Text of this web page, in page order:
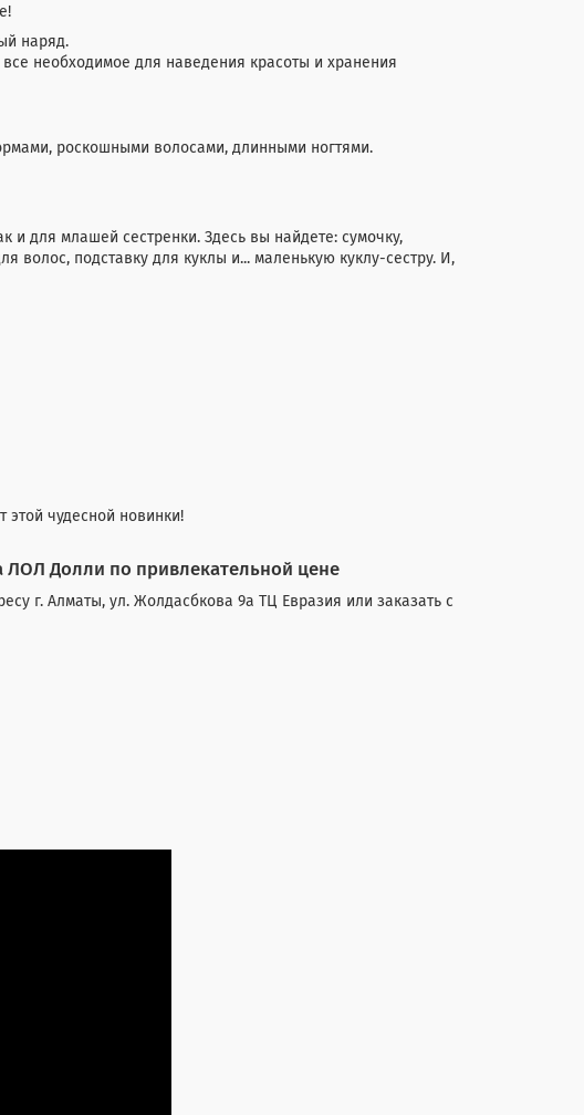
наряд.
необходимое для наведения красоты и хранения
роскошными волосами, длинными ногтями.
и для млашей сестренки. Здесь вы найдете: сумочку,
волос, подставку для куклы и... маленькую куклу-сестру. И,
чудесной новинки! ⠀
ЛОЛ Долли по привлекательной цене
г. Алматы, ул. Жолдасбкова 9а ТЦ Евразия или заказать с